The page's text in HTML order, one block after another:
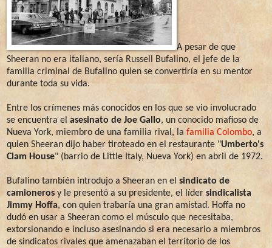
A pesar de que
Sheeran no era italiano, sería Russell Bufalino, el jefe de la
familia criminal de Bufalino quien se convertiría en su mentor
durante toda su vida.
Entre los crímenes más conocidos en los que se vio involucrado
se encuentra el asesinato de Joe Gallo, un conocido mafioso de
Nueva York, miembro de una familia rival, la familia Colombo, a
quien Sheeran dijo haber tiroteado en el restaurante "Umberto's
Clam House" (barrio de Little Italy, Nueva York) en abril de 1972.
Bufalino también introdujo a Sheeran en el sindicato de
camioneros y le presentó a su presidente, el líder sindicalista
Jimmy Hoffa, con quien trabaría una gran amistad. Hoffa no
dudó en usar a Sheeran como el músculo que necesitaba,
extorsionando e incluso asesinando si era necesario a miembros
de sindicatos rivales que amenazaban el territorio de los